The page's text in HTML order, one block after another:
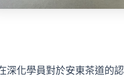
化學員對於安東茶道的